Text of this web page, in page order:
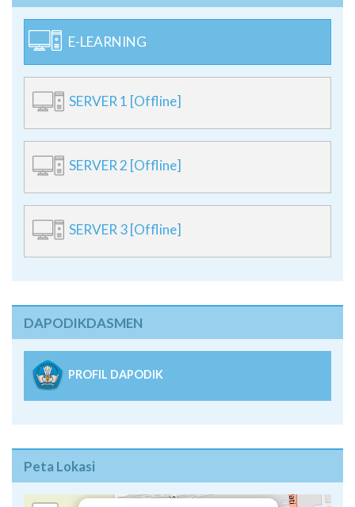
E-LEARNING
SERVER 1 [Offline]
SERVER 2 [Offline]
SERVER 3 [Offline]
DAPODIKDASMEN
PROFIL DAPODIK
Peta Lokasi